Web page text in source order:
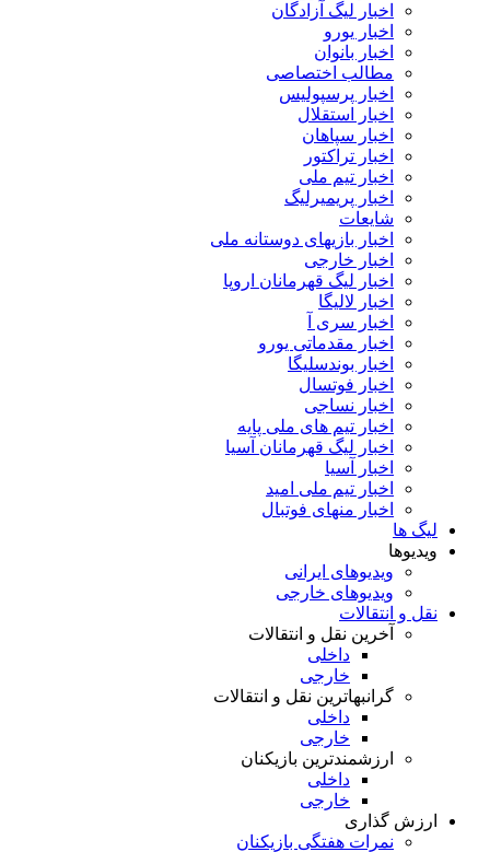
اخبار لیگ آزادگان
اخبار یورو
اخبار بانوان
مطالب اختصاصی
اخبار پرسپولیس
اخبار استقلال
اخبار سپاهان
اخبار تراکتور
اخبار تیم ملی
اخبار پریمیرلیگ
شایعات
اخبار بازیهای دوستانه ملی
اخبار خارجی
اخبار لیگ قهرمانان اروپا
اخبار لالیگا
اخبار سری آ
اخبار مقدماتی یورو
اخبار بوندسلیگا
اخبار فوتسال
اخبار نساجی
اخبار تیم های ملی پایه
اخبار لیگ قهرمانان آسیا
اخبار آسیا
اخبار تیم ملی امید
اخبار منهای فوتبال
لیگ ها
ویدیوها
ویدیوهای ایرانی
ویدیوهای خارجی
نقل و انتقالات
آخرین نقل و انتقالات
داخلی
خارجی
گرانبهاترین نقل و انتقالات
داخلی
خارجی
ارزشمندترین بازیکنان
داخلی
خارجی
ارزش گذاری
نمرات هفتگی بازیکنان